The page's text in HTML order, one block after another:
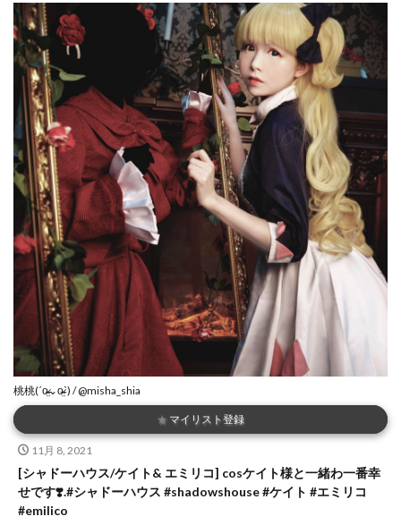
桃桃(ˊo̴̶̷̤⌄o̴̶̷̤ˋ) / @misha_shia
★ マイリスト登録
11月 8, 2021
[シャドーハウス/ケイト& エミリコ] cosケイト様と一緒わ一番幸
せです❣️.#シャドーハウス #shadowshouse #ケイト #エミリコ
#emilico